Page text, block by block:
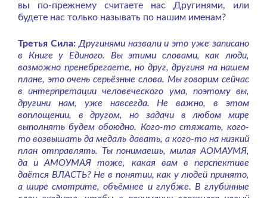
вы по-прежнему считаете нас Другинями, или
будете нас только называть по нашим именам?
Третья Сила: Другинями назвали и это уже записано
в Книге у Единого. Вы этими словами, как люди,
возможно пренебрегаете, но друг, другиня на нашем
плане, это очень серьёзные слова. Мы говорим сейчас
в интерпретации человеческого ума, поэтому вы,
другини нам, уже навсегда. Не важно, в этом
воплощении, в другом, но задачи в любом мире
выполнять будем обоюдно. Кого-то стяжать, кого-
то возвышать да медаль давать, а кого-то на низкий
план отправлять. Ты понимаешь, милая АОМАУМЯ,
да и АМОУМАЯ тоже, какая вам в перспективе
даётся ВЛАСТЬ? Не в понятии, как у людей принято,
а шире смотрите, объёмнее и глубже. В глубинные